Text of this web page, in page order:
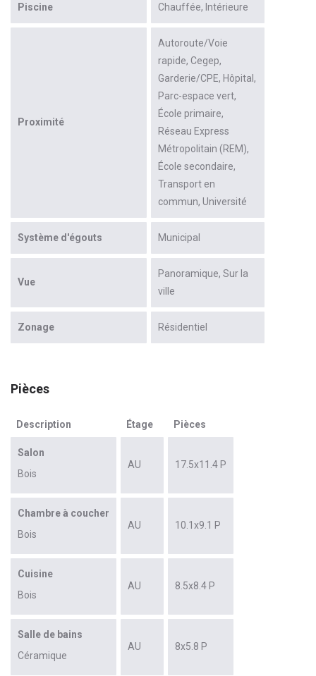
Piscine Chauffée Intérieure
Proximité
Autoroute/Voie
rapide Cegep
Garderie/CPE Hôpital
Parc-espace vert
École primaire
Réseau Express
Métropolitain (REM)
École secondaire
Transport en
commun Université
Système d'égouts Municipal
Vue
Panoramique Sur la
ville
Zonage Résidentiel
Pièces
Description Étage Pièces
Salon
Bois
AU 17.5x11.4 P
Chambre à coucher
Bois
AU 10.1x9.1 P
Cuisine
Bois
AU 8.5x8.4 P
Salle de bains
Céramique
AU 8x5.8 P